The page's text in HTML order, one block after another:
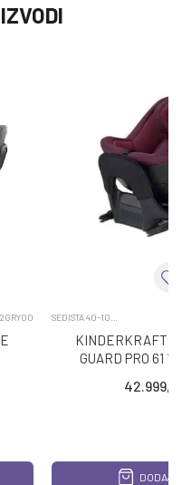
SEDISTA 40-105CM
KINDERKRAFT
GUARD PRO 61
DODAJ